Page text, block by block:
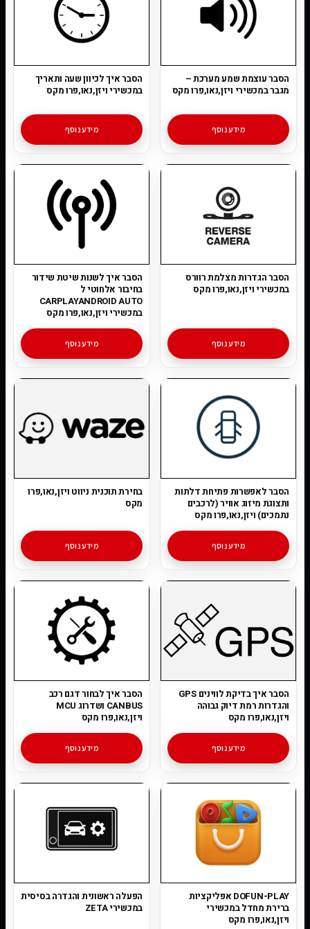
הסבר עוצמת שמע מערכת –
מגבר במכשירי ויזן,נאו,פרו מקס
מידע נוסף
הסבר איך לכיוון שעה ותאריך
במכשירי ויזן,נאו,פרו מקס
מידע נוסף
הסבר הגדרות מצלמת רוורס
במכשירי ויזן,נאו,פרו מקס
מידע נוסף
הסבר איך לשנות שיטת שידור
בחיבור אלחוטי ל
CARPLAYANDROID AUTO
במכשירי ויזן,נאו,פרו מקס
מידע נוסף
הסבר לאפשרות פתיחת דלתות
ותצוגת מיזוג אוויר (לרכבים
נתמכים) ויזן,נאו,פרו מקס
מידע נוסף
בחירת תוכנית ניווט ויזן,נאו,פרו
מקס
מידע נוסף
הסבר איך בדיקת לווינים GPS
והגדרות רמת דיוק גבוהה
ויזן,נאו,פרו מקס
מידע נוסף
הסבר איך לבחור דגם רכב
CANBUS ושדרוג MCU
ויזן,נאו,פרו מקס
מידע נוסף
DOFUN-PLAY אפליקציות
ברירת מחדל במכשירי
ויזן,נאו,פרו מקס
הפעלה ראשונית והגדרה בסיסית
במכשירי ZETA